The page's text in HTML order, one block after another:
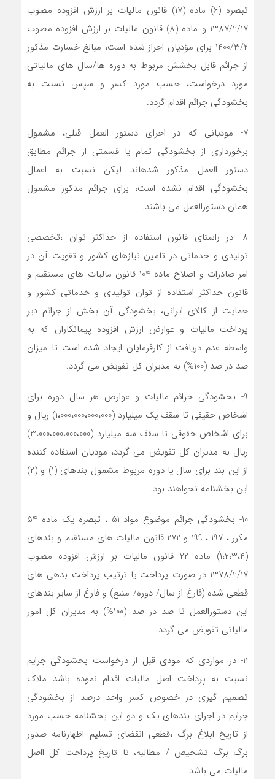
تبصره (6) ماده (17) قانون مالیات بر ارزش افزوده مصوب
1387/2/17 و ماده (8) قانون مالیات بر ارزش افزوده مصوب
1400/3/2 برای مؤدیان احراز شده است، مبالغ خسارت مذکور
از جرائم قابل بخشش مربوط به دوره ها/سال های مالیاتی
مورد درخواست، حسب مورد کسر و سپس نسبت به
بخشودگی جرائم اقدام گردد.
7- مودیانی که در اجرای دستور العمل قبلی، مشمول
برخورداری از بخشودگی تمام یا قسمتی از جرائم مطابق
دستور العمل مذکور شدهاند لیکن نسبت به اعمال
بخشودگی اقدام نشده است، برای جرائم مذکور مشمول
همان دستورالعمل می باشند.
8- در راستای قانون استفاده از حداکثر توان ،تخصصی
تولیدی و خدماتی در تامین نیازهای کشور و تقویت آن در
امر صادرات و اصلاح ماده 104 قانون مالیات های مستقیم و
قانون حداکثر استفاده از توان تولیدی و خدماتی کشور و
حمایت از کالای ایرانی، بخشودگی آن بخش از جرائم دیر
پرداخت مالیات و عوارض ارزش افزوده پیمانکاران که به
واسطه عدم دریافت از کارفرمایان ایجاد شده است تا میزان
صد در صد (100%) به مدیران کل تفویض می گردد.
9- بخشودگی جرائم مالیات و عوارض هر سال دوره برای
اشخاص حقیقی تا سقف یک میلیارد (1،000،000،000،000) ریال و
برای اشخاص حقوقی تا سقف سه میلیارد (3،000،000،000،000)
ریال به مدیران کل تفویض می گردد، مودیان استفاده کننده
از این بند برای سال یا دوره مربوط مشمول بندهای (1) و (2)
این بخشنامه نخواهند بود.
10- بخشودگی جرائم موضوع مواد 51 ، تبصره یک ماده 54
مکرر ، 197 ، 199 و 272 قانون مالیات های مستقیم و بندهای
(1،2،3،4) ماده 22 قانون مالیات بر ارزش افزوده مصوب
1378/2/17 در صورت پرداخت یا ترتیب پرداخت بدهی های
قطعی شده (فارغ از سال/ دوره/ منبع) و فارغ از سایر بندهای
این دستورالعمل تا صد در صد (100%) به مدیران کل امور
مالیاتی تفویض می گردد.
11- در مواردی که مودی قبل از درخواست بخشودگی جرایم
نسبت به پرداخت اصل مالیات اقدام نموده باشد ملاک
تصمیم گیری در خصوص کسر واحد درصد از بخشودگی
جرایم در اجرای بندهای یک و دو این بخشنامه حسب مورد
از تاریخ ابلاغ برگ ،قطعی انقضای تسلیم اظهارنامه صدور
برگ برگ تشخیص / مطالبه، تا تاریخ پرداخت کل ااصل
مالیات می باشد.